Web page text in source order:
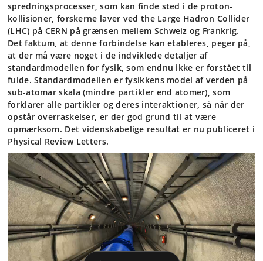
spredningsprocesser, som kan finde sted i de proton-
kollisioner, forskerne laver ved the Large Hadron Collider
(LHC) på CERN på grænsen mellem Schweiz og Frankrig.
Det faktum, at denne forbindelse kan etableres, peger på,
at der må være noget i de indviklede detaljer af
standardmodellen for fysik, som endnu ikke er forstået til
fulde. Standardmodellen er fysikkens model af verden på
sub-atomar skala (mindre partikler end atomer), som
forklarer alle partikler og deres interaktioner, så når der
opstår overraskelser, er der god grund til at være
opmærksom. Det videnskabelige resultat er nu publiceret i
Physical Review Letters.